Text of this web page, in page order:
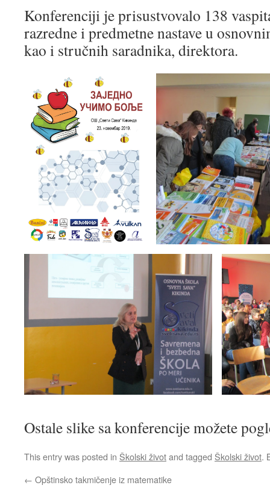
Konferenciji je prisustvovalo 138
razredne i predmetne nastave u
kao i stručnih saradnika, direktora.
Ostale slike sa konferencije možete
This entry was posted in Školski životand tagged Školski život.
← Opštinsko takmičenje iz matematike